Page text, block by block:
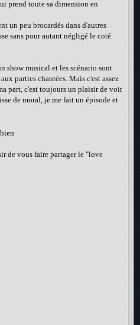
prend toute sa dimension en
un peu brocardés dans d'autres
sans pour autant négligé le coté
show musical et les scénario sont
parties chantées. Mais c'est assez
part, c'est toujours un plaisir de voir
de moral, je me fait un épisode et
de vous faire partager le "love